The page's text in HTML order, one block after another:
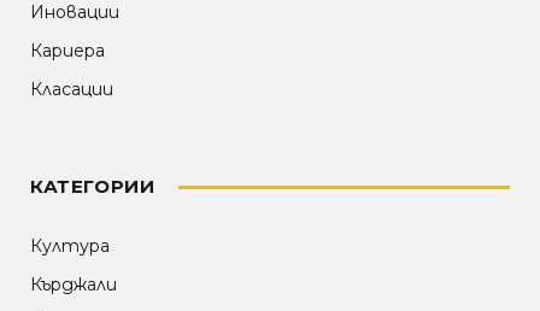
Иновации
Кариера
Класации
КАТЕГОРИИ
Култура
Кърджали